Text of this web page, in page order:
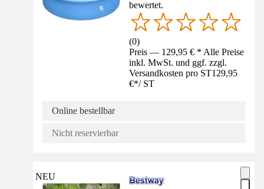
bewertet.
(0)
Preis — 129,95 € * Alle Preise
inkl. MwSt. und ggf. zzgl.
Versandkosten pro ST129,95
€*/ ST
Online bestellbar
Nicht reservierbar
NEU